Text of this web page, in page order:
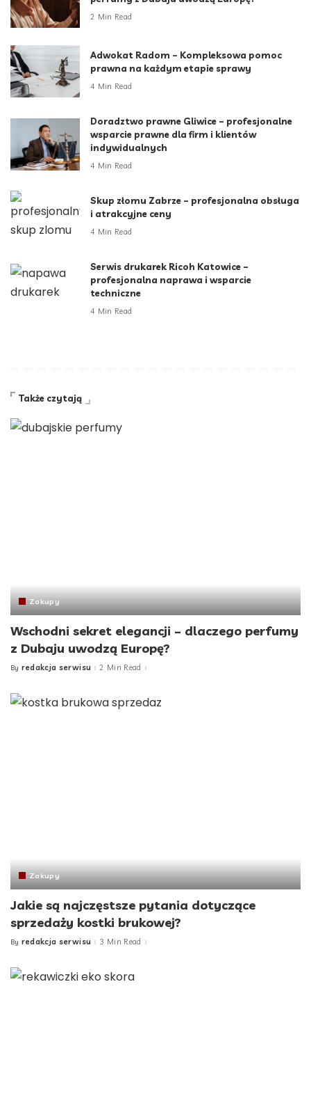
2 Min Read
Adwokat Radom – Kompleksowa pomoc
prawna na każdym etapie sprawy
4 Min Read
Doradztwo prawne Gliwice – profesjonalne
wsparcie prawne dla firm i klientów
indywidualnych
4 Min Read
Skup złomu Zabrze – profesjonalna obsługa
i atrakcyjne ceny
4 Min Read
Serwis drukarek Ricoh Katowice –
profesjonalna naprawa i wsparcie
techniczne
4 Min Read
Także czytają
Zakupy
Wschodni sekret elegancji – dlaczego perfumy
z Dubaju uwodzą Europę?
Posted
By redakcja serwisu 2 Min Read
Zakupy
Jakie są najczęstsze pytania dotyczące
sprzedaży kostki brukowej?
Posted
By redakcja serwisu 3 Min Read